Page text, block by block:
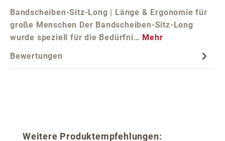
Bandscheiben-Sitz-Long | Länge & Ergonomie für
große Menschen Der Bandscheiben-Sitz-Long
wurde speziell für die Bedürfni… Mehr
Bewertungen
Produktgalerie überspringen
Weitere Produktempfehlungen: